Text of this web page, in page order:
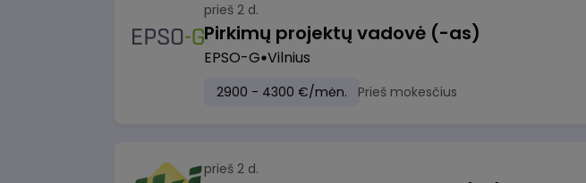
prieš 2 d.
Pirkimų projektų vadovė (-as)
EPSO-G Vilnius
2900 - 4300 €/mėn. Prieš mokesčius
prieš 2 d.